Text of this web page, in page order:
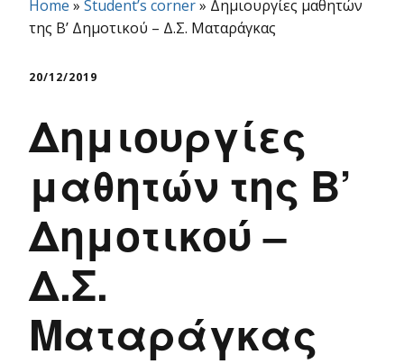
Home » Student’s corner» Δημιουργίες μαθητών
της Β’ Δημοτικού – Δ.Σ. Ματαράγκας
20/12/2019
Δημιουργίες
μαθητών της Β’
Δημοτικού –
Δ.Σ.
Ματαράγκας